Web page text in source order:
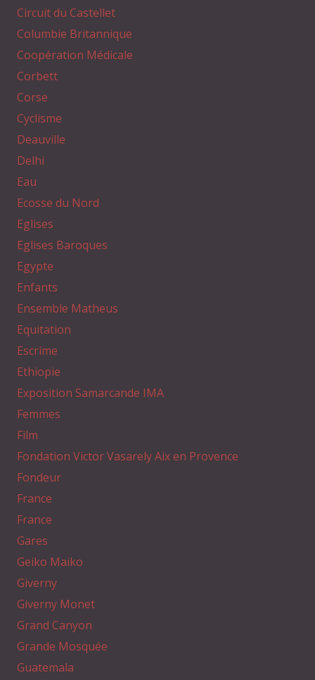
Circuit du Castellet
Columbie Britannique
Coopération Médicale
Corbett
Corse
Cyclisme
Deauville
Delhi
Eau
Ecosse du Nord
Eglises
Eglises Baroques
Egypte
Enfants
Ensemble Matheus
Equitation
Escrime
Ethiopie
Exposition Samarcande IMA
Femmes
Film
Fondation Victor Vasarely Aix en Provence
Fondeur
France
France
Gares
Geiko Maiko
Giverny
Giverny Monet
Grand Canyon
Grande Mosquée
Guatemala